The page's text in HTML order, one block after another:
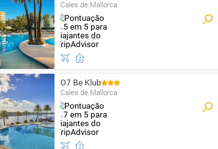
Cales de Mallorca
O7 Be Klub
Cales de Mallorca